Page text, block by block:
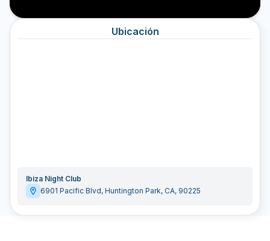
Ubicación
Ibiza Night Club
6901 Pacific Blvd, Huntington Park, CA, 90225